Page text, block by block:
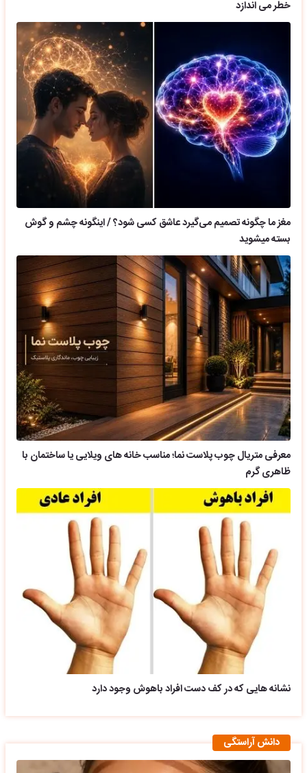
خطر می اندازد
مغز ما چگونه تصمیم می‌گیرد عاشق کسی شود؟ / اینگونه چشم و گوش
بسته میشوید
معرفی متریال چوب پلاست نما؛ مناسب خانه های ویلایی یا ساختمان با
ظاهری گرم
نشانه هایی که در کف دست افراد باهوش وجود دارد
دانش آراستگی